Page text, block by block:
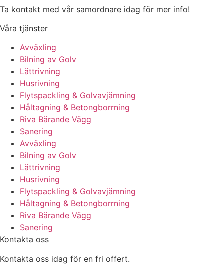
Ta kontakt med vår samordnare idag för mer info!
Våra tjänster
Avväxling
Bilning av Golv
Lättrivning
Husrivning
Flytspackling & Golvavjämning
Håltagning & Betongborrning
Riva Bärande Vägg
Sanering
Avväxling
Bilning av Golv
Lättrivning
Husrivning
Flytspackling & Golvavjämning
Håltagning & Betongborrning
Riva Bärande Vägg
Sanering
Kontakta oss
Kontakta oss idag för en fri offert.